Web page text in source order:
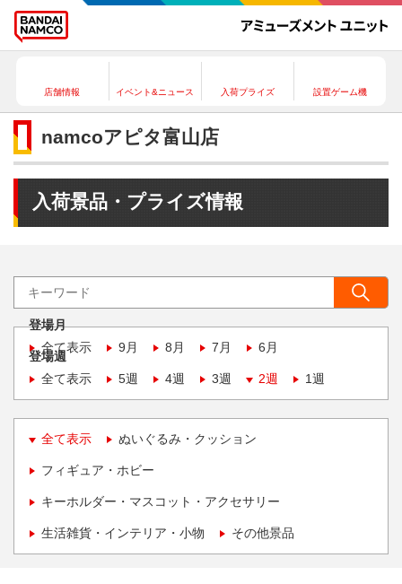
店舗情報 イベント&ニュース 入荷プライズ 設置ゲーム機
namcoアピタ富山店
入荷景品・プライズ情報
登場月
全て表示
9月 8月 7月 6月
登場週
全て表示
5週 4週 3週 2週 1週
全て表示 ぬいぐるみ・クッション
フィギュア・ホビー
キーホルダー・マスコット・アクセサリー
生活雑貨・インテリア・小物 その他景品